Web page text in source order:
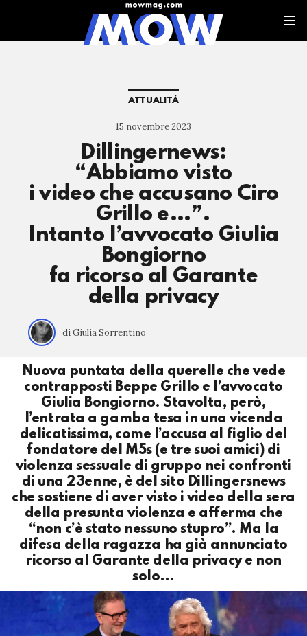
ATTUALITÀ
15 novembre 2023
Dillingernews:
“Abbiamo visto
i video che accusano Ciro
Grillo e…”.
Intanto l’avvocato Giulia
Bongiorno
fa ricorso al Garante
della privacy
di Giulia Sorrentino
Nuova puntata della querelle che vede
contrapposti Beppe Grillo e l’avvocato
Giulia Bongiorno. Stavolta, però,
l’entrata a gamba tesa in una vicenda
delicatissima, come l’accusa al figlio del
fondatore del M5s (e tre suoi amici) di
violenza sessuale di gruppo nei confronti
di una 23enne, è del sito Dillingersnews
che sostiene di aver visto i video della sera
della presunta violenza e afferma che
“non c’è stato nessuno stupro”. Ma la
difesa della ragazza ha già annunciato
ricorso al Garante della privacy e non
solo…